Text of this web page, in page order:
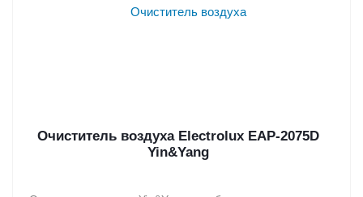
Очиститель воздуха Electrolux EAP-2075D
Yin&Yang